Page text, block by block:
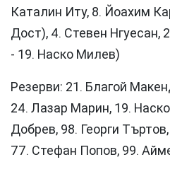
Каталин Иту, 8. Йоахим
Дост), 4. Стевен Нгуесан,
- 19. Наско Милев)
Резерви: 21. Благой
24. Лазар Марин, 19.
Добрев, 98. Георги
77. Стефан Попов, 99.